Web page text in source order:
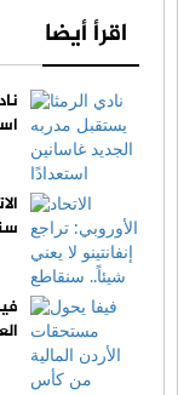
اقرأ أيضا